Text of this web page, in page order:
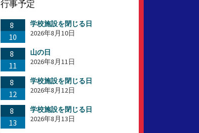
行事予定
8
10
学校施設を閉じる日
2026年8月10日
8
11
山の日
2026年8月11日
8
12
学校施設を閉じる日
2026年8月12日
8
13
学校施設を閉じる日
2026年8月13日